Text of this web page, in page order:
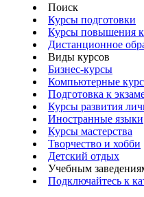
Поиск
Курсы подготовки
Курсы повышения
Дистанционное
Виды курсов
Бизнес-курсы
Компьютерные
Подготовка к
Курсы развития
Иностранные языки
Курсы мастерства
Творчество и хобби
Детский отдых
Учебным
Подключайтесь к